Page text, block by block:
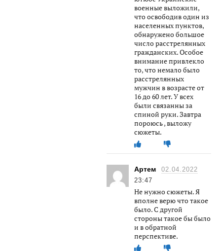
военные выложили,
что освободив один из
населенных пунктов,
обнаружено большое
число расстрелянных
гражданских. Особое
внимание привлекло
то, что немало было
расстрелянных
мужчин в возрасте от
16 до 60 лет. У всех
были связанны за
спиной руки. Завтра
пороюсь , выложу
сюжеты.
Артем
02.04.2022
23:47
Не нужно сюжеты. Я
вполне верю что такое
было. С другой
стороны такое бы было
и в обратной
перспективе.